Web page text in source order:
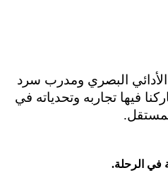
البصري ومدرب سرد
فيها تجاربه وتحدياته في
في الرحلة.